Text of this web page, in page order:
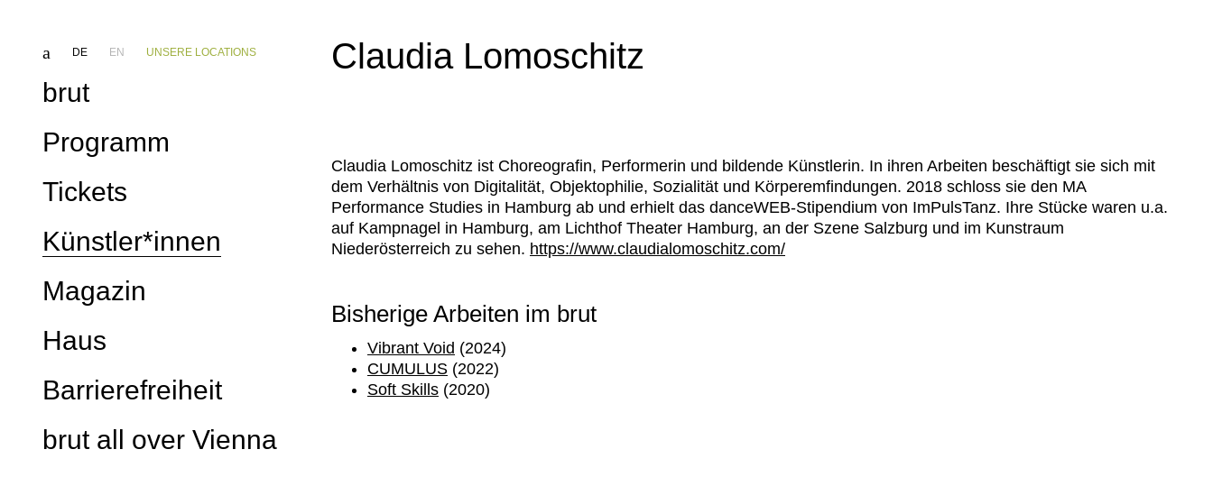
DE EN UNSERE LOCATIONS
brut
Programm
Kalender
Reihen
Projekte & Kooperationen
Netzwerke
Tickets
Webshop
brut Gutscheine
Künstler*innen
Magazin
Haus
Profil
Technik
Barrierefreiheit
Programm
brut all over Vienna
Claudia Lomoschitz
Claudia Lomoschitz ist Choreografin, Performerin und bildende Künstlerin. In ihren Arbeiten beschäftigt sie sich mit
dem Verhältnis von Digitalität, Objektophilie, Sozialität und Körperemfindungen. 2018 schloss sie den MA
Performance Studies in Hamburg ab und erhielt das danceWEB-Stipendium von ImPulsTanz. Ihre Stücke waren u.a.
auf Kampnagel in Hamburg, am Lichthof Theater Hamburg, an der Szene Salzburg und im Kunstraum
Niederösterreich zu sehen. https://www.claudialomoschitz.com/
Bisherige Arbeiten im brut
Vibrant Void (2024)
CUMULUS (2022)
Soft Skills (2020)